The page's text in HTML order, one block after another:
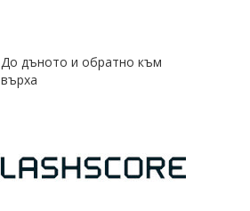
До дъното и обратно към
върха